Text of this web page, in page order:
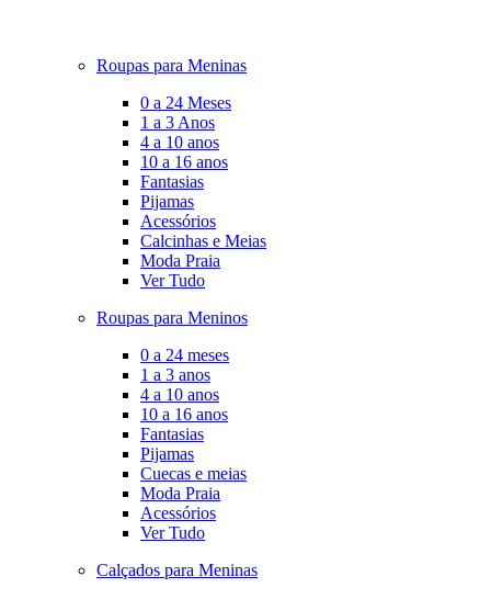
Roupas para Meninas
0 a 24 Meses
1 a 3 Anos
4 a 10 anos
10 a 16 anos
Fantasias
Pijamas
Acessórios
Calcinhas e Meias
Moda Praia
Ver Tudo
Roupas para Meninos
0 a 24 meses
1 a 3 anos
4 a 10 anos
10 a 16 anos
Fantasias
Pijamas
Cuecas e meias
Moda Praia
Acessórios
Ver Tudo
Calçados para Meninas